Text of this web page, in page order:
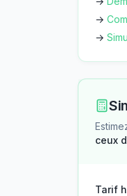
→
→
ceux
Tarif